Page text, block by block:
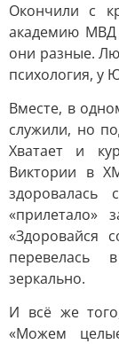
Окончили с
академию МВД
они разные.
психология, у
Вместе, в
служили, но
Хватает и
Виктории в
«прилетало»
«Здоровайся
перевелась
зеркально.
И всё же
«Можем